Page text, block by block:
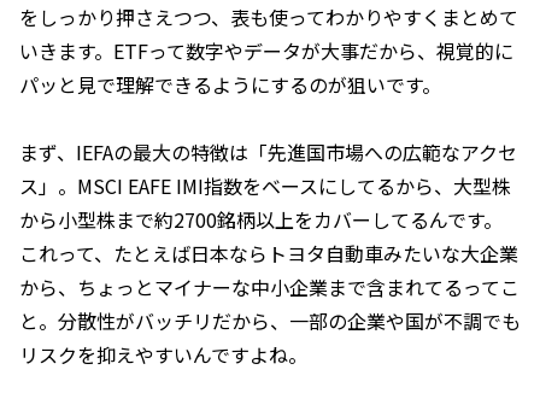
をしっかり押さえつつ、表も使ってわかりやすくまとめて
いきます。ETFって数字やデータが大事だから、視覚的に
パッと見で理解できるようにするのが狙いです。
まず、IEFAの最大の特徴は「先進国市場への広範なアクセ
ス」。MSCI EAFE IMI指数をベースにしてるから、大型株
から小型株まで約2700銘柄以上をカバーしてるんです。
これって、たとえば日本ならトヨタ自動車みたいな大企業
から、ちょっとマイナーな中小企業まで含まれてるってこ
と。分散性がバッチリだから、一部の企業や国が不調でも
リスクを抑えやすいんですよね。